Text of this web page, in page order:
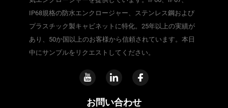
IP68規格の防水エンクロージャー、ステンレス鋼および
プラスチック製キャビネットに特化。25年以上の実績が
あり、50か国以上のお客様から信頼されています。本日
中にサンプルをリクエストしてください。
お問い合わせ